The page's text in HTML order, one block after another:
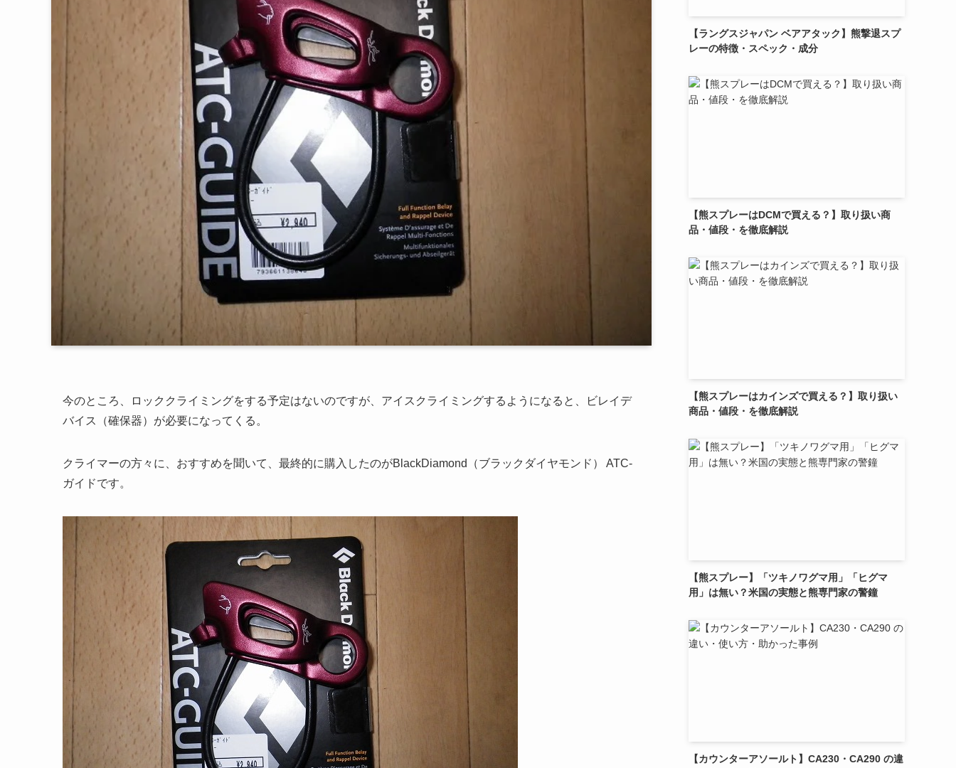
今のところ、ロッククライミングをする予定はないのですが、アイスクライミングするようになると、ビレイデ
バイス（確保器）が必要になってくる。
クライマーの方々に、おすすめを聞いて、最終的に購入したのがBlackDiamond（ブラックダイヤモンド） ATC-
ガイドです。
【ラングスジャパン ベアアタック】熊撃退スプ
レーの特徴・スペック・成分
【熊スプレーはDCMで買える？】取り扱い商
品・値段・を徹底解説
【熊スプレーはカインズで買える？】取り扱い
商品・値段・を徹底解説
【熊スプレー】「ツキノワグマ用」「ヒグマ
用」は無い？米国の実態と熊専門家の警鐘
【カウンターアソールト】CA230・CA290 の違